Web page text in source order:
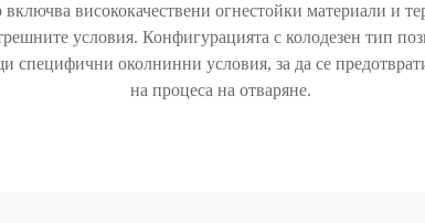
висококачествени огнестойки материали и
условия. Конфигурацията с колодезен тип
специфични околнинни условия, за да се
на процеса на отваряне.